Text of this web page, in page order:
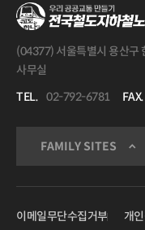
(04377) 서울특별시 용산구
사무실
TEL. 02-792-6781 FAX.
FAMILY SITES
이메일무단수집거부 개